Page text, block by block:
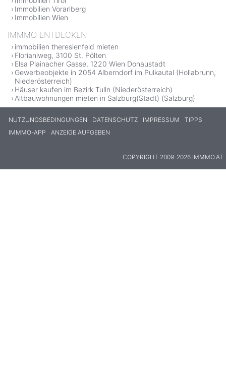
Immobilien Vorarlberg
Immobilien Wien
IMMMO ENTDECKEN
immobilien theresienfeld mieten
Florianiweg, 3100 St. Pölten
Elsa Plainacher Gasse, 1220 Wien Donaustadt
Gewerbeobjekte in 2054 Alberndorf im Pulkautal (Hollabrunn,
Niederösterreich)
Häuser kaufen im Bezirk Tulln (Niederösterreich)
Altbauwohnungen mieten in Salzburg(Stadt) (Salzburg)
NUTZUNGSBEDINGUNGEN DATENSCHUTZ IMPRESSUM
TIPPS
IMMMO-APP
ANZEIGE AUFGEBEN
COPYRIGHT 2009-2026 IMMMO.AT